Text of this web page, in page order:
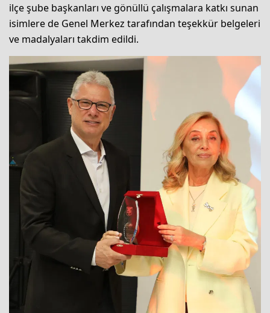
ilçe şube başkanları ve gönüllü çalışmalara katkı sunan
isimlere de Genel Merkez tarafından teşekkür belgeleri
ve madalyaları takdim edildi.